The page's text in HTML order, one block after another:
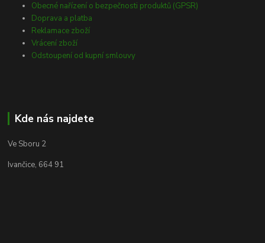
Obecné nařízení o bezpečnosti produktů (GPSR)
Doprava a platba
Reklamace zboží
Vrácení zboží
Odstoupení od kupní smlouvy
Kde nás najdete
Ve Sboru 2
Ivančice, 664 91